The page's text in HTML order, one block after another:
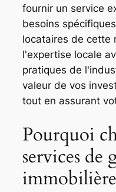
fournir un service
besoins
locataires de cette
l'expertise locale
pratiques de
valeur de vos
tout en assurant
Pourquoi
services de